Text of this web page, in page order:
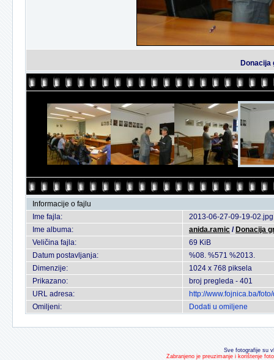
Informacije o fajlu
Ime fajla:
2013-06-27-09-19-02.jpg
Ime albuma:
anida.ramic / Donacija
Veličina fajla:
69 KiB
Datum postavljanja:
%08. %571 %2013.
Dimenzije:
1024 x 768 piksela
Prikazano:
broj pregleda - 401
URL adresa:
http://www.fojnica.ba/
Omiljeni:
Dodati u omiljene
Sve fotografije su
Zabranjeno je preuzimanje i korištenje